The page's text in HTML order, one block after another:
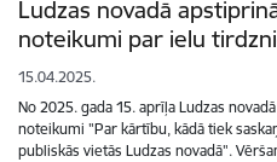
Ludzas novadā
noteikumi par ielu
15.04.2025.
No 2025. gada 15. aprīļa Ludzas
noteikumi "Par kārtību, kādā tiek
publiskās vietās Ludzas novadā".